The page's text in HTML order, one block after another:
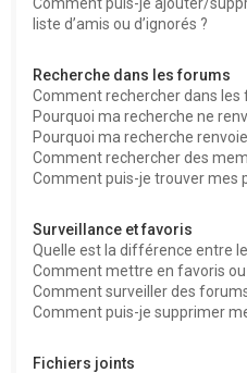
liste d’amis ou d’ignorés ?
Recherche dans les forums
Comment rechercher dans les
Pourquoi ma recherche ne
Pourquoi ma recherche
Comment rechercher des
Comment puis-je trouver mes
Surveillance et favoris
Quelle est la différence entre
Comment mettre en favoris
Comment surveiller des
Comment puis-je supprimer
Fichiers joints